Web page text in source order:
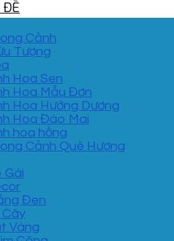
ĐỀ
Cảnh
Tượng
Hoa Sen
Hoa Mẫu Đơn
Hoa Hướng Dương
Hoa Đào Mai
hoa hồng
Cảnh Quê Hương
Gái
Đen
Cây
Vàng